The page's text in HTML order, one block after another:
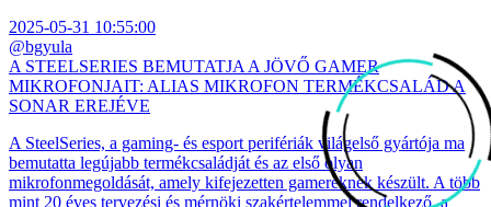
2025-05-31 10:55:00
@bgyula
A STEELSERIES BEMUTATJA A JÖVŐ GAMER
MIKROFONJAIT: ALIAS MIKROFON TERMÉKCSALÁD A
SONAR EREJÉVE
A SteelSeries, a gaming- és esport perifériák világelső gyártója ma
bemutatta legújabb termékcsaládját és az első olyan
mikrofonmegoldását, amely kifejezetten gamereknek készült. A több
mint 20 éves tervezési és mérnöki szakértelemmel rendelkező, a